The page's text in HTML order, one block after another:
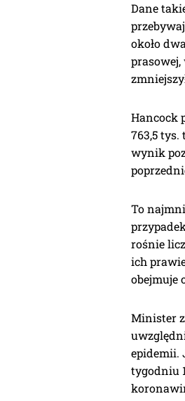
Dane
około
Hancock
763,5
wynik
To
rośnie
ich
obejmuje
Minister
epidemii.
tygodniu